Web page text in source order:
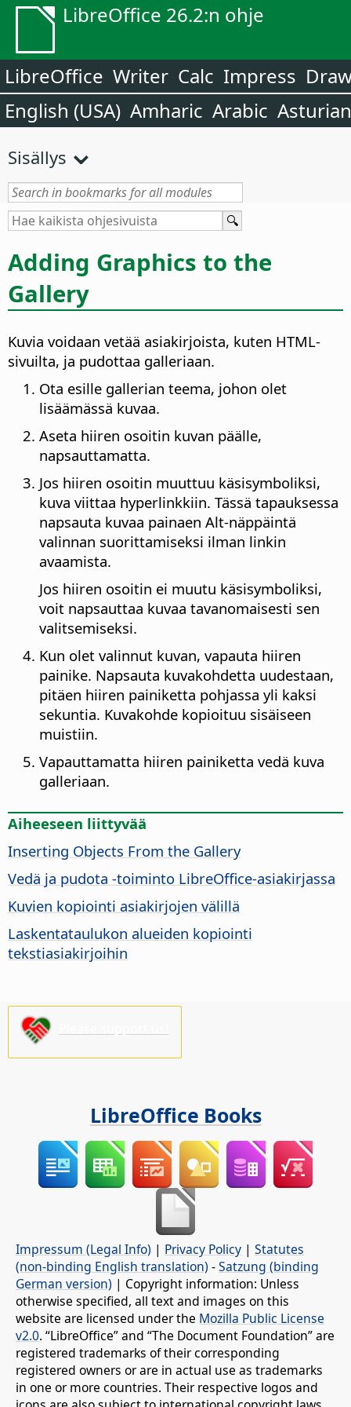
LibreOffice 26.2:n ohje
LibreOffice Writer Calc Impress
English (USA) Amharic Arabic Asturian
Sisällys
Adding Graphics to the
Gallery
Kuvia voidaan vetää asiakirjoista, kuten HTML-
sivuilta, ja pudottaa galleriaan.
Ota esille gallerian teema, johon olet
lisäämässä kuvaa.
Aseta hiiren osoitin kuvan päälle,
napsauttamatta.
Jos hiiren osoitin muuttuu käsisymboliksi,
kuva viittaa hyperlinkkiin. Tässä tapauksessa
napsauta kuvaa painaen Alt-näppäintä
valinnan suorittamiseksi ilman linkin
avaamista.
Jos hiiren osoitin ei muutu käsisymboliksi,
voit napsauttaa kuvaa tavanomaisesti sen
valitsemiseksi.
Kun olet valinnut kuvan, vapauta hiiren
painike. Napsauta kuvakohdetta uudestaan,
pitäen hiiren painiketta pohjassa yli kaksi
sekuntia. Kuvakohde kopioituu sisäiseen
muistiin.
Vapauttamatta hiiren painiketta vedä kuva
galleriaan.
Aiheeseen liittyvää
Inserting Objects From the Gallery
Vedä ja pudota -toiminto LibreOffice-asiakirjassa
Kuvien kopiointi asiakirjojen välillä
Laskentataulukon alueiden kopiointi
tekstiasiakirjoihin
LibreOffice Books
Impressum (Legal Info) | Privacy Policy | Statutes
(non-binding English translation) -Satzung (binding
German version) | Copyright information: Unless
otherwise specified, all text and images on this
website are licensed under the Mozilla Public License
v2.0. “LibreOffice” and “The Document Foundation” are
registered trademarks of their corresponding
registered owners or are in actual use as trademarks
in one or more countries. Their respective logos and